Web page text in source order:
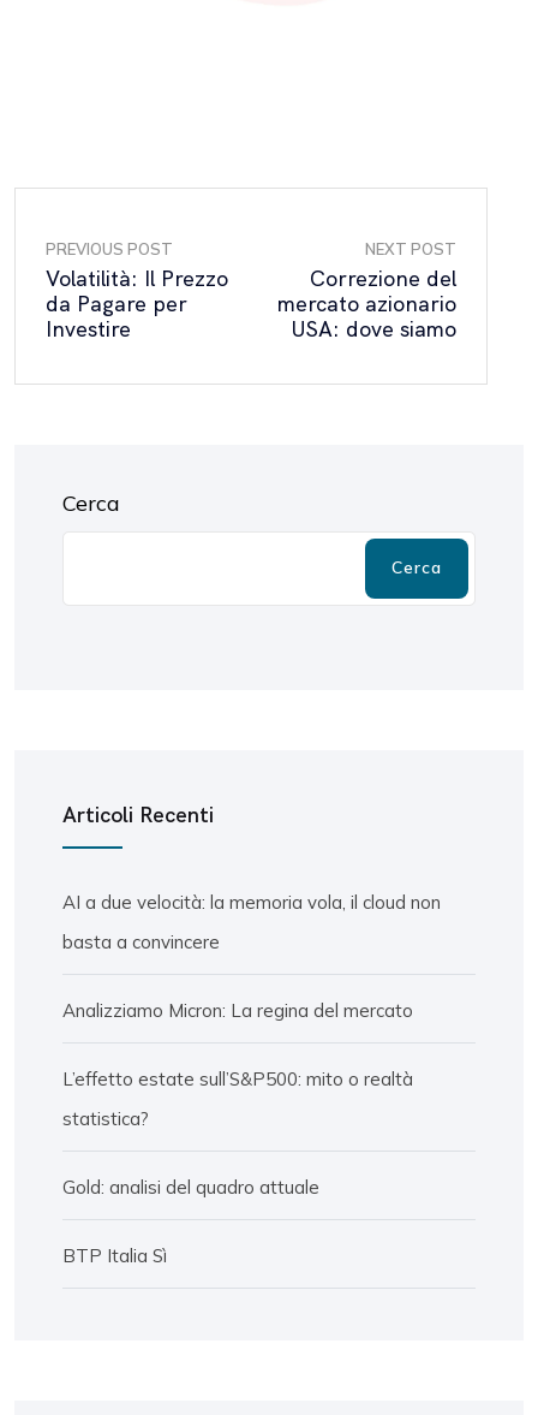
PREVIOUS POST
Volatilità: Il Prezzo
da Pagare per
Investire
NEXT POST
Correzione del
mercato azionario
USA: dove siamo
Cerca
Cerca
Articoli Recenti
AI a due velocità: la memoria vola, il cloud non
basta a convincere
Analizziamo Micron: La regina del mercato
L’effetto estate sull’S&P500: mito o realtà
statistica?
Gold: analisi del quadro attuale
BTP Italia Sì